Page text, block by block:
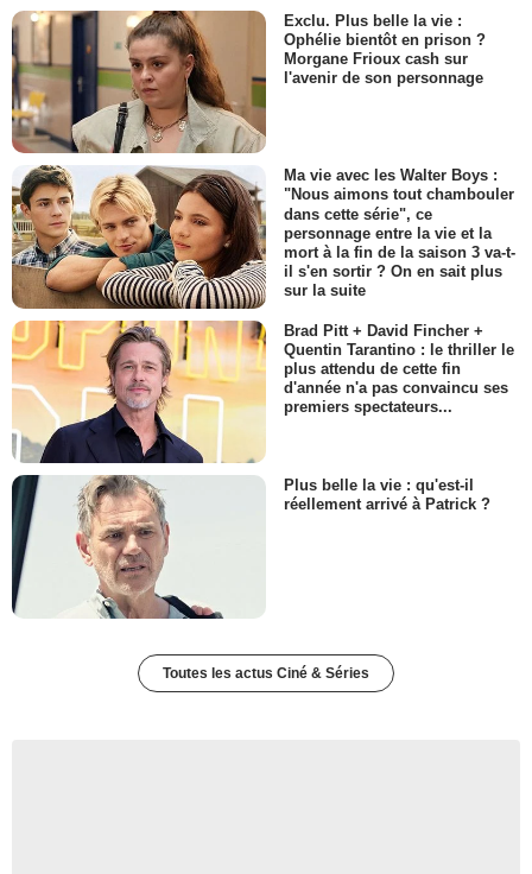
Exclu. Plus belle la vie :
Ophélie bientôt en prison ?
Morgane Frioux cash sur
l'avenir de son personnage
Ma vie avec les Walter Boys :
"Nous aimons tout chambouler
dans cette série", ce
personnage entre la vie et la
mort à la fin de la saison 3 va-t-
il s'en sortir ? On en sait plus
sur la suite
Brad Pitt + David Fincher +
Quentin Tarantino : le thriller le
plus attendu de cette fin
d'année n'a pas convaincu ses
premiers spectateurs...
Plus belle la vie : qu'est-il
réellement arrivé à Patrick ?
Toutes les actus Ciné & Séries